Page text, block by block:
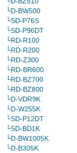
└D-BW500
└SD-P76S
└SD-P96DT
└RD-R100
└RD-R200
└RD-Z300
└RD-BR600
└RD-BZ700
└RD-BZ800
└D-VDR9K
└D-W255K
└SD-P12DT
└SD-BD1K
└D-BW1005K
└D-B305K